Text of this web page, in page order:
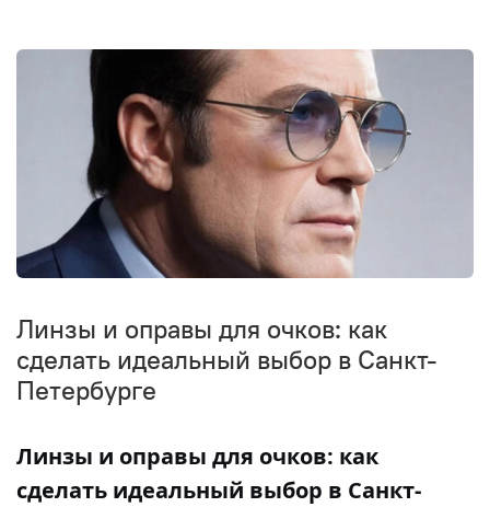
Линзы и оправы для очков: как
сделать идеальный выбор в Санкт-
Петербурге
Линзы и оправы для очков: как
сделать идеальный выбор в Санкт-